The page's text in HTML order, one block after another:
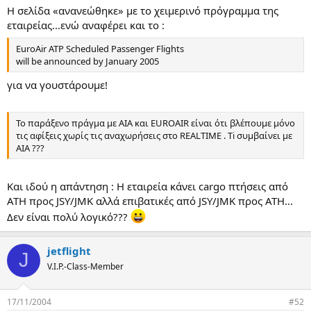
e
r
η
μ
ι
ο
υ
ρ
γ
α
ς
Η σελίδα «ανανεώθηκε» με το χειμερινό πρόγραμμα της
εταιρείας...ενώ αναφέρει και το :
EuroAir ATP Scheduled Passenger Flights
will be announced by January 2005
για να γουστάρουμε!
Το παράξενο πράγμα με AIA και EUROAIR είναι ότι βλέπουμε μόνο
τις αφίξεις χωρίς τις αναχωρήσεις στο REALTIME . Ti συμβαίνει με
AIA ???
Και ιδού η απάντηση : Η εταιρεία κάνει cargo πτήσεις από
ATH προς JSY/JMK αλλά επιβατικές από JSY/JMK προς ΑΤΗ...
Δεν είναι πολύ λογικό???
J jetflight
V.I.P.-Class-Member
17/11/2004 #52